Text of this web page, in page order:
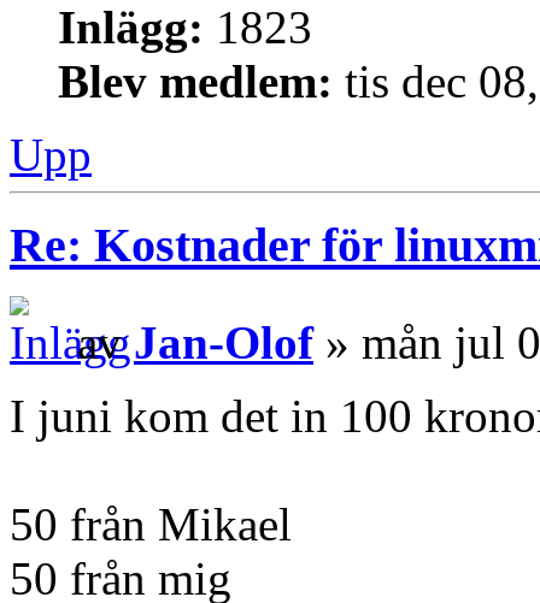
Inlägg: 1823
Blev medlem: tis dec
Upp
Re: Kostnader för
avJan-Olof» mån jul
I juni kom det in 100
50 från Mikael
50 från mig